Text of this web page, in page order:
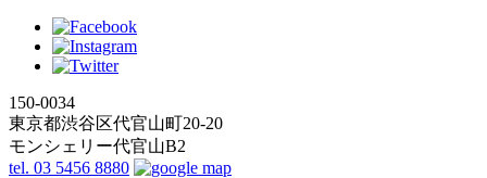
150-0034
東京都渋谷区代官山町20-20
モンシェリー代官山B2
tel. 03 5456 8880